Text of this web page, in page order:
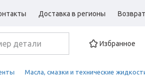
Доставка в регионы Возврат
Избранное
Масла, смазки и технические